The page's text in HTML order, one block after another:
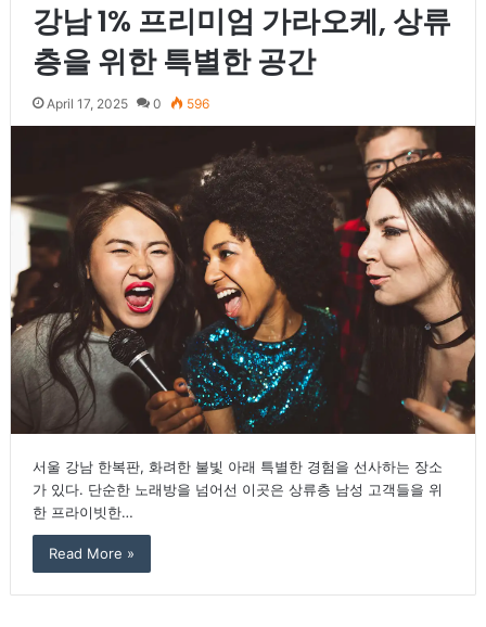
강남 1% 프리미엄 가라오케, 상류
층을 위한 특별한 공간
April 17, 2025 0 596
서울 강남 한복판, 화려한 불빛 아래 특별한 경험을 선사하는 장소
가 있다. 단순한 노래방을 넘어선 이곳은 상류층 남성 고객들을 위
한 프라이빗한…
Read More »